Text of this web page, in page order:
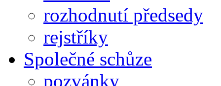
rozhodnutí předsedy
rejstříky
Společné schůze
pozvánky